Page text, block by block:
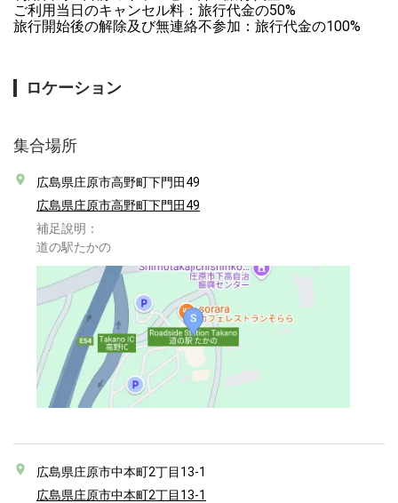
ご利用当日のキャンセル料：旅行代金の50%
旅行開始後の解除及び無連絡不参加：旅行代金の100%
ロケーション
集合場所
広島県庄原市高野町下門田49
広島県庄原市高野町下門田49
補足說明：
道の駅たかの
広島県庄原市中本町2丁目13-1
広島県庄原市中本町2丁目13-1